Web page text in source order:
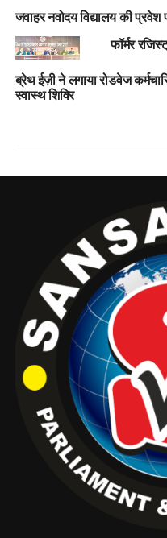
जवाहर नवोदय विद्यालय की प्रवेश
फॉर्मर
ब्रेथ ईज़ी ने लगाया रोडवेज
स्वास्थ शिविर